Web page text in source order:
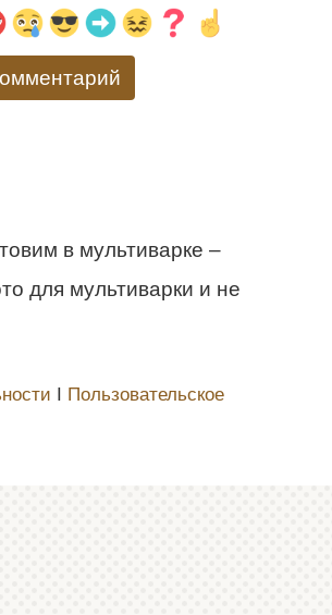
в мультиварке –
для мультиварки и не
Пользовательское